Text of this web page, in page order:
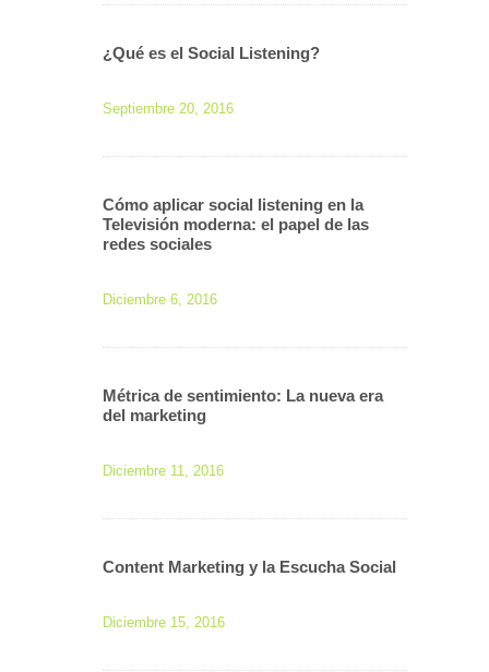
¿Qué es el Social Listening?
Septiembre 20, 2016
Cómo aplicar social listening en la
Televisión moderna: el papel de las
redes sociales
Diciembre 6, 2016
Métrica de sentimiento: La nueva era
del marketing
Diciembre 11, 2016
Content Marketing y la Escucha Social
Diciembre 15, 2016